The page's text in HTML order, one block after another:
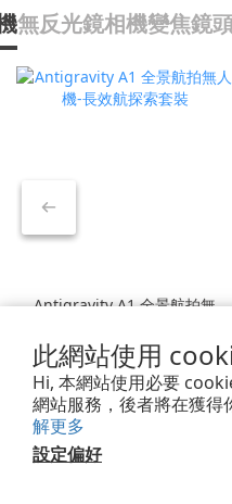
此網站使用
Hi, 本網站使用必要
網站服務，後者將在獲得
解更多
設定偏好
無反光鏡相機變焦鏡
Antigravity A1 全景航拍無
NT$42,300
NT$52,990 8折